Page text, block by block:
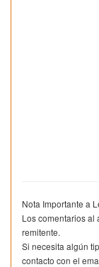
Nota Importante a
Los comentarios al
remitente.
Si necesita algún
contacto con el